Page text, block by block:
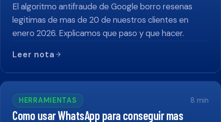
El algoritmo antifraude de Google borro resenas
legitimas de mas de 20 de nuestros clientes en
enero 2026. Explicamos que paso y que hacer.
Leer nota
HERRAMIENTAS 8 min
Como usar WhatsApp para conseguir mas